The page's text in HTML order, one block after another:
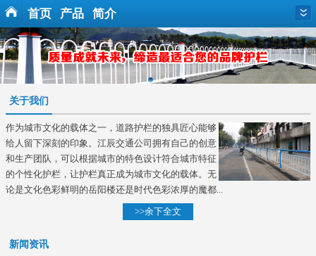
首页 产品 简介
关于我们
作为城市文化的载体之一，道路护栏的独具匠心能够
给人留下深刻的印象。江辰交通公司拥有自己的创意
和生产团队，可以根据城市的特色设计符合城市特征
的个性化护栏，让护栏真正成为城市文化的载体。无
论是文化色彩鲜明的岳阳楼还是时代色彩浓厚的魔都...
>>余下全文
新闻资讯